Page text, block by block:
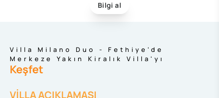
Bilgi al
Villa Milano Duo - Fethiye'de
Merkeze Yakın Kiralık Villa'yı
Keşfet
VİLLA AÇIKLAMASI